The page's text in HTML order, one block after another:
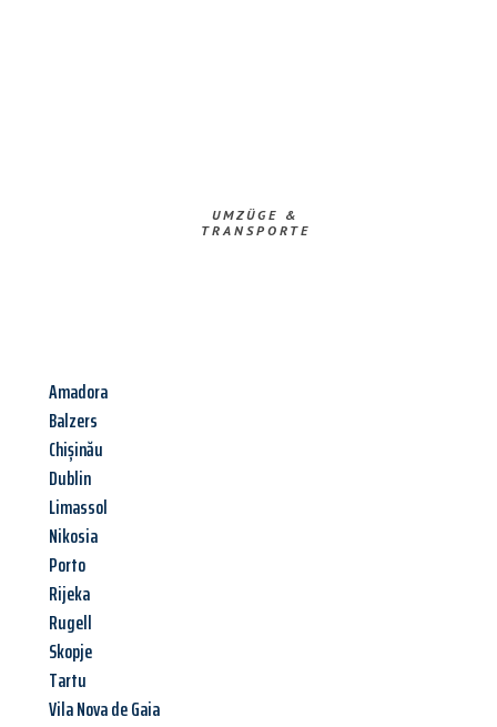
UMZÜGE &
TRANSPORTE
Amadora
Balzers
Chișinău
Dublin
Limassol
Nikosia
Porto
Rijeka
Rugell
Skopje
Tartu
Vila Nova de Gaia